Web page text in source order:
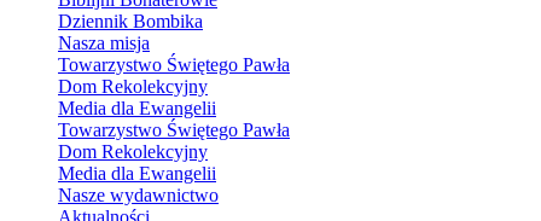
Dziennik Bombika
Nasza misja
Towarzystwo Świętego Pawła
Dom Rekolekcyjny
Media dla Ewangelii
Towarzystwo Świętego Pawła
Dom Rekolekcyjny
Media dla Ewangelii
Nasze wydawnictwo
Aktualności